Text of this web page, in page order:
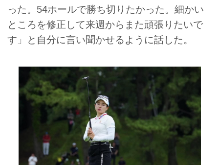
った。54ホールで勝ち切りたかった。細かい
ところを修正して来週からまた頑張りたいで
す」と自分に言い聞かせるように話した。